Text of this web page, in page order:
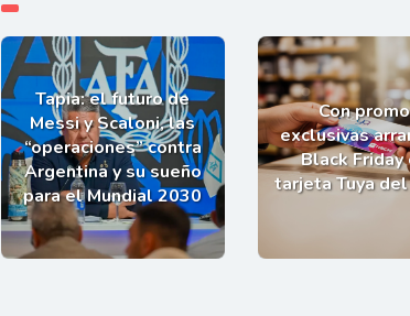
Tapia: el futuro de
Messi y Scaloni, las
“operaciones” contra
Argentina y su sueño
para el Mundial 2030
Con
exclusivas
Black Friday
tarjeta Tuya del